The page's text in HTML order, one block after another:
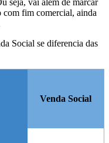
seja, vai além de marcar
com fim comercial, ainda
Social se diferencia das
Venda Social